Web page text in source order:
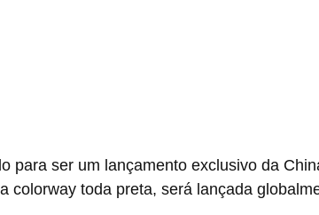
colorway toda preta, será lançada